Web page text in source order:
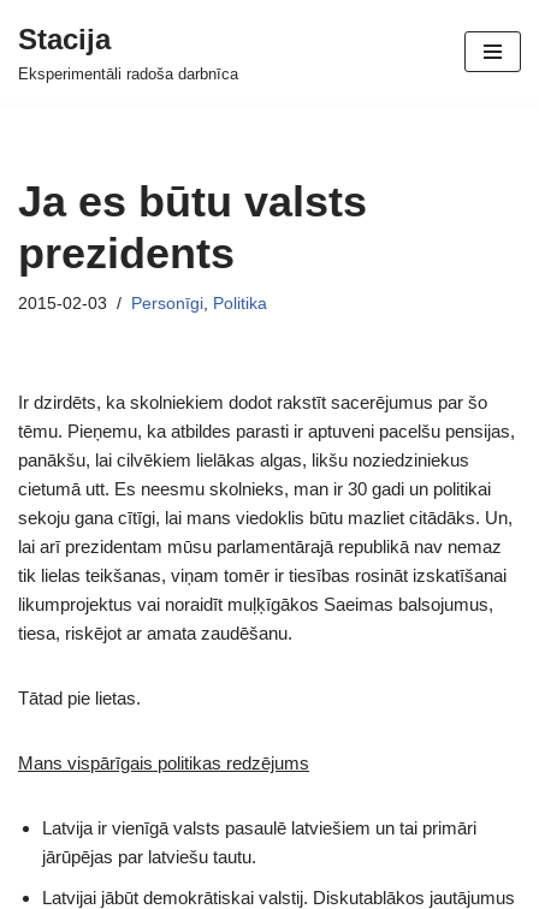
Skip
Stacija
Eksperimentāli radoša darbnīca
Ja es būtu valsts
prezidents
2015-02-03 Personīgi, Politika
Ir dzirdēts, ka skolniekiem dodot rakstīt sacerējumus par šo
tēmu. Pieņemu, ka atbildes parasti ir aptuveni pacelšu pensijas,
panākšu, lai cilvēkiem lielākas algas, likšu noziedziniekus
cietumā utt. Es neesmu skolnieks, man ir 30 gadi un politikai
sekoju gana cītīgi, lai mans viedoklis būtu mazliet citādāks. Un,
lai arī prezidentam mūsu parlamentārajā republikā nav nemaz
tik lielas teikšanas, viņam tomēr ir tiesības rosināt izskatīšanai
likumprojektus vai noraidīt muļķīgākos Saeimas balsojumus,
tiesa, riskējot ar amata zaudēšanu.
Tātad pie lietas.
Mans vispārīgais politikas redzējums
Latvija ir vienīgā valsts pasaulē latviešiem un tai primāri
jārūpējas par latviešu tautu.
Latvijai jābūt demokrātiskai valstij. Diskutablākos jautājumus